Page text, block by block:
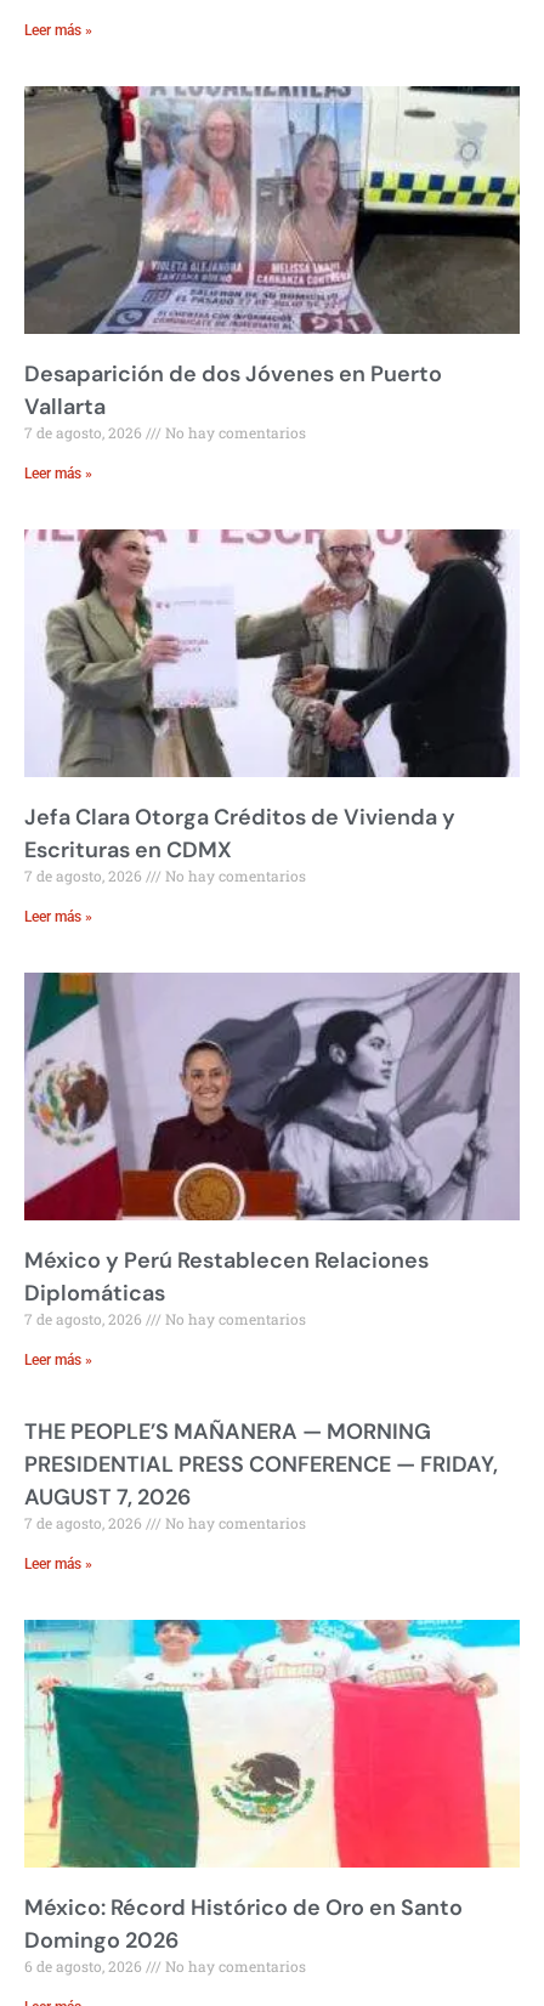
Leer más »
Desaparición de dos Jóvenes en Puerto
Vallarta
7 de agosto, 2026 No hay comentarios
Leer más »
Jefa Clara Otorga Créditos de Vivienda y
Escrituras en CDMX
7 de agosto, 2026 No hay comentarios
Leer más »
México y Perú Restablecen Relaciones
Diplomáticas
7 de agosto, 2026 No hay comentarios
Leer más »
THE PEOPLE’S MAÑANERA — MORNING
PRESIDENTIAL PRESS CONFERENCE — FRIDAY,
AUGUST 7, 2026
7 de agosto, 2026 No hay comentarios
Leer más »
México: Récord Histórico de Oro en Santo
Domingo 2026
6 de agosto, 2026 No hay comentarios